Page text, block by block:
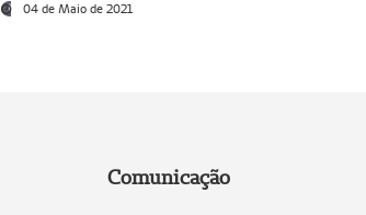
04 de Maio de 2021
Comunicação